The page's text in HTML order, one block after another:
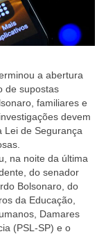
a abertura
de supostas
familiares e
devem
Lei de Segurança
na noite da última
do senador
Bolsonaro, do
da Educação,
Damares
(PSL-SP) e o